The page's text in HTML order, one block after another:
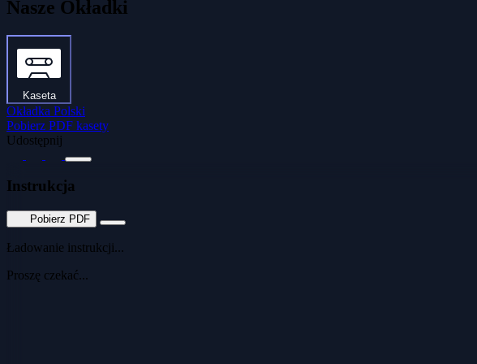
Nasze Okładki
Kaseta
Okładka Polski
Pobierz PDF kasety
Udostępnij
Instrukcja
Pobierz PDF
Ładowanie instrukcji...
Proszę czekać...